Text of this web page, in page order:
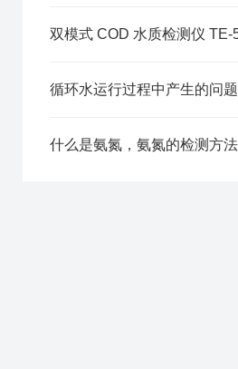
循环水运行过程中产生的问题